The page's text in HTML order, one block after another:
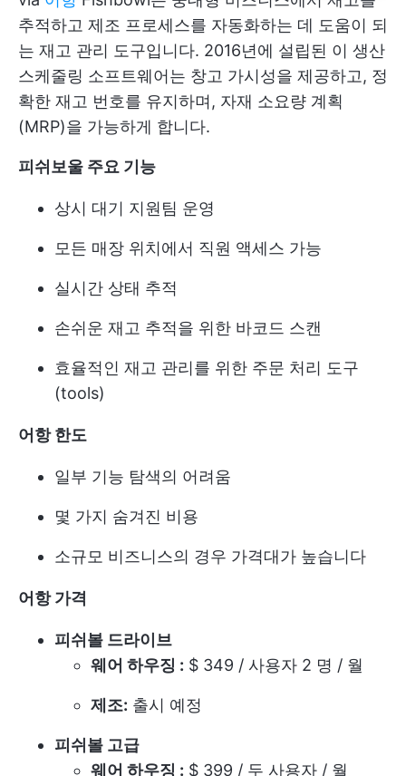
추적하고 제조 프로세스를 자동화하는 데 도움이 되
는 재고 관리 도구입니다. 2016년에 설립된 이 생산
스케줄링 소프트웨어는 창고 가시성을 제공하고, 정
확한 재고 번호를 유지하며, 자재 소요량 계획
(MRP)을 가능하게 합니다.
피쉬보울 주요 기능
상시 대기 지원팀 운영
모든 매장 위치에서 직원 액세스 가능
실시간 상태 추적
손쉬운 재고 추적을 위한 바코드 스캔
효율적인 재고 관리를 위한 주문 처리 도구
(tools)
어항 한도
일부 기능 탐색의 어려움
몇 가지 숨겨진 비용
소규모 비즈니스의 경우 가격대가 높습니다
어항 가격
피쉬볼 드라이브
웨어 하우징 : $ 349 / 사용자 2 명 / 월
제조: 출시 예정
피쉬볼 고급
웨어 하우징 : $ 399 / 두 사용자 / 월